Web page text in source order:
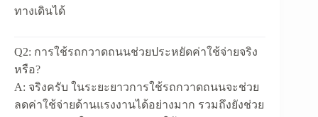
ทางเดินได้
Q2: การใช้รถกวาดถนนช่วยประหยัดค่าใช้จ่ายจริง
หรือ?
A: จริงครับ ในระยะยาวการใช้รถกวาดถนนจะช่วย
ลดค่าใช้จ่ายด้านแรงงานได้อย่างมาก รวมถึงยังช่วย